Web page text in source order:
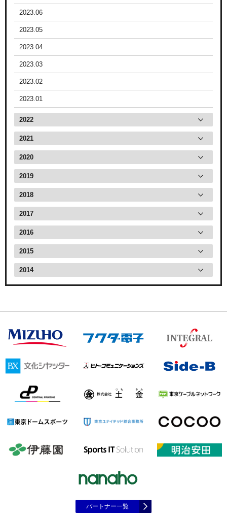
2023.06
2023.05
2023.04
2023.03
2023.02
2023.01
2022
2021
2020
2019
2018
2017
2016
2015
2014
パートナー一覧